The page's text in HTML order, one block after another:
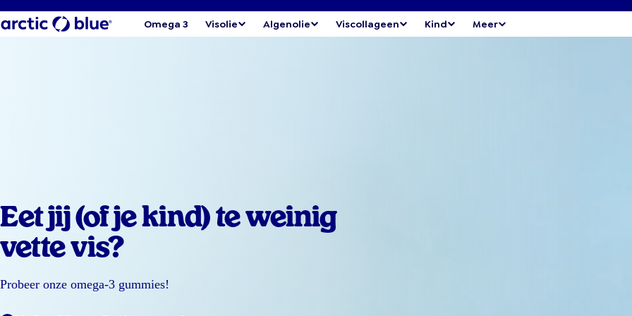
Omega 3 Visolie Algenolie Viscollageen Kind Meer
Eet jij (of je kind) te weinig
vette vis?
Probeer onze omega-3 gummies!